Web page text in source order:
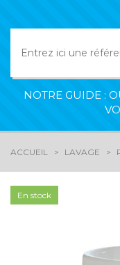
NOTRE GUIDE :
ACCUEIL LAVAGE
En stock